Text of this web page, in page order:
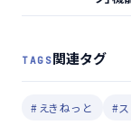
TAGS関連タグ
#えきねっと #